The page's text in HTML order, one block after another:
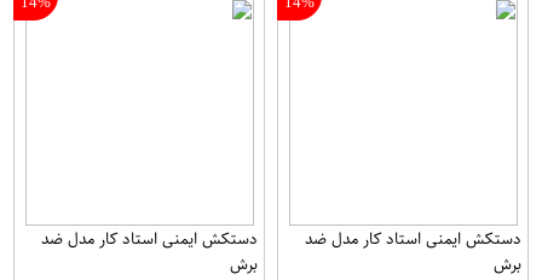
دستکش ایمنی استاد کار مدل ضد
برش
دستکش ایمنی استاد کار مدل ضد
برش